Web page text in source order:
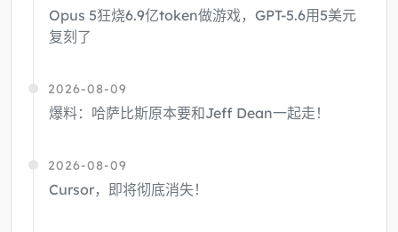
Opus 5狂烧6.9亿token做游戏，GPT-5.6用5美元
复刻了
2026-08-09
爆料：哈萨比斯原本要和Jeff Dean一起走！
2026-08-09
Cursor，即将彻底消失！